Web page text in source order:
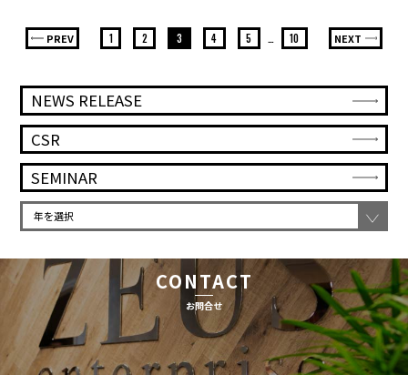
PREV 1 2 3 4 5 … 10 NEXT
NEWS RELEASE
CSR
SEMINAR
CONTACT
お問合せ